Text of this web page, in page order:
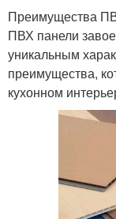
Преимущества
ПВХ панели
уникальным
преимущества,
кухонном